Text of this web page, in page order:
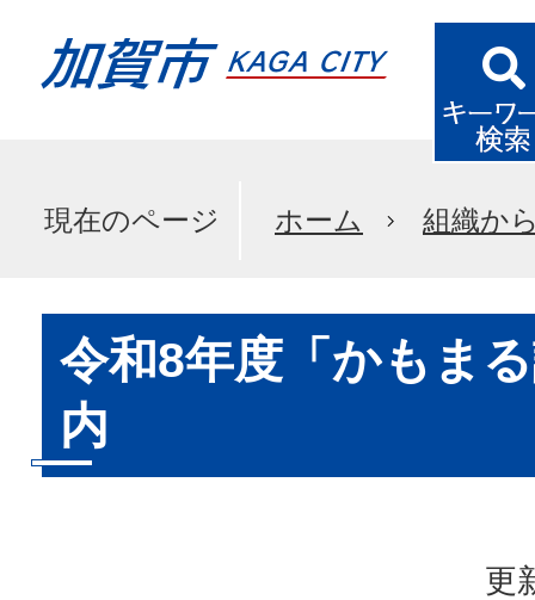
現在のページ ホーム 組織か
令和8年度「かもま
内
更